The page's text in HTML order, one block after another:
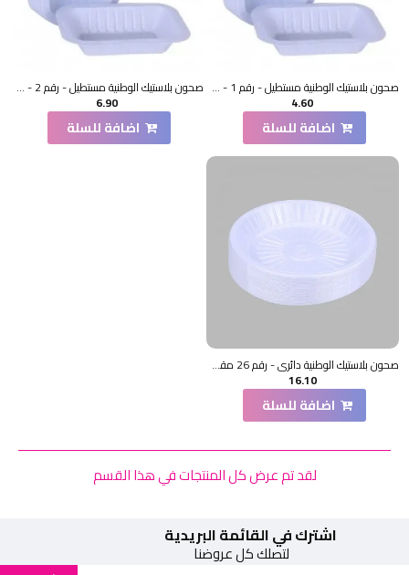
صحون بلاستيك الوطنية مستطيل - رقم 1 - 50 حبة
4.60
اضافة للسلة
صحون بلاستيك الوطنية مستطيل - رقم 2 - 50 حبة
6.90
اضافة للسلة
صحون بلاستيك الوطنية دائري - رقم 26 مقوى - 50 حبة
16.10
اضافة للسلة
لقد تم عرض كل المنتجات في هذا القسم
اشترك في القائمة البريدية
لتصلك كل عروضنا